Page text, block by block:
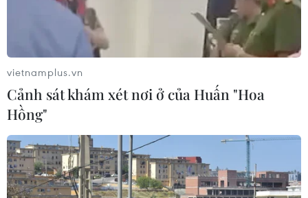
Cận cảnh 'hattrick' Vàng của
Aerobic Việt Nam tại SEA Gam 32
vietnamplus.vn
Cảnh sát khám xét nơi ở của Huấn "Hoa
Hồng"